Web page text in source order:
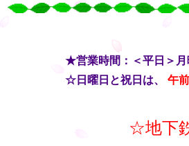
★営業時間：＜平日＞月
☆日曜日と祝日は、 午
☆地下